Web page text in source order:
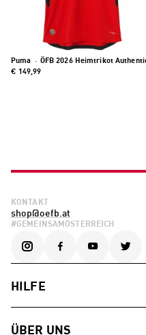
Puma · ÖFB 2026 Heimtrikot
€ 149,99
KONTAKT
shop@oefb.at
#GEMEINSAMÖSTERREICH
HILFE
ÜBER UNS